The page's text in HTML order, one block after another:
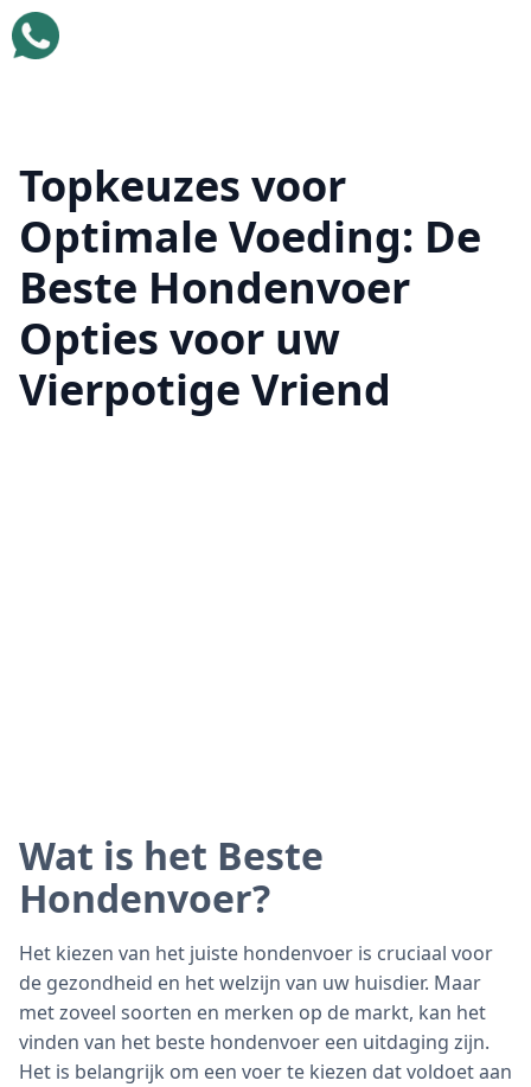
Topkeuzes voor
Optimale Voeding: De
Beste Hondenvoer
Opties voor uw
Vierpotige Vriend
Wat is het Beste
Hondenvoer?
Het kiezen van het juiste hondenvoer is cruciaal voor
de gezondheid en het welzijn van uw huisdier. Maar
met zoveel soorten en merken op de markt, kan het
vinden van het beste hondenvoer een uitdaging zijn.
Het is belangrijk om een voer te kiezen dat voldoet aan